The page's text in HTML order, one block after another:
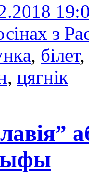
з
, білет,
, цягнік